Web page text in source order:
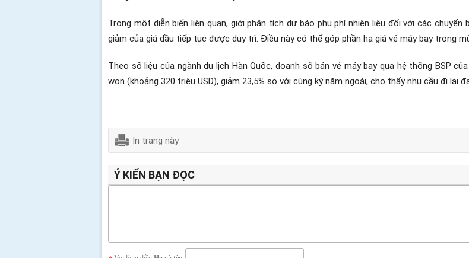
Trong một diễn biến liên quan, giới phân tích dự báo phụ phí nhiên liệu đối với các
giảm của giá dầu tiếp tục được duy trì. Điều này có thể góp phần hạ giá vé máy bay trong
Theo số liệu của ngành du lịch Hàn Quốc, doanh số bán vé máy bay qua hệ thống BSP
won (khoảng 320 triệu USD), giảm 23,5% so với cùng kỳ năm ngoái, cho thấy nhu cầu đi lại
In trang này
Ý KIẾN BẠN ĐỌC